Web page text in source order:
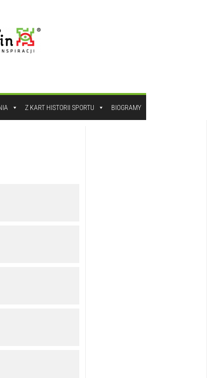
Z KART HISTORII SPORTU BIOGRAMY